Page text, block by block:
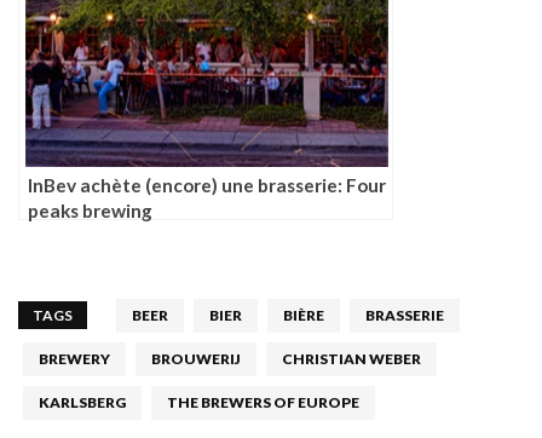
InBev achète (encore) une brasserie: Four
peaks brewing
TAGS BEER BIER BIÈRE BRASSERIE
BREWERY BROUWERIJ CHRISTIAN WEBER
KARLSBERG THE BREWERS OF EUROPE